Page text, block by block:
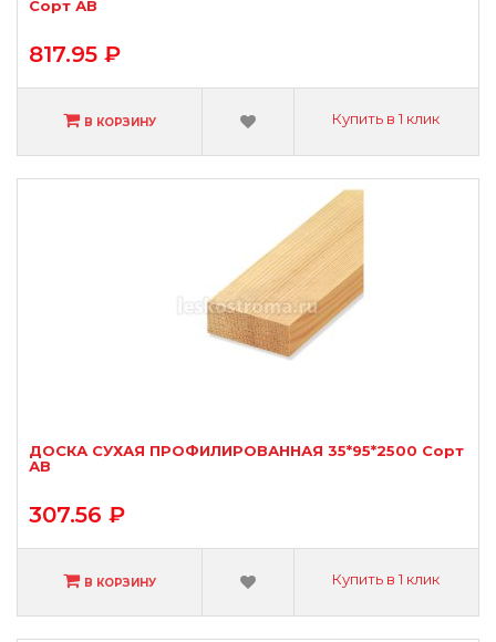
Сорт АВ
817.95 ₽
В КОРЗИНУ Купить в 1 клик
ДОСКА СУХАЯ ПРОФИЛИРОВАННАЯ 35*95*2500 Сорт
АВ
307.56 ₽
В КОРЗИНУ Купить в 1 клик